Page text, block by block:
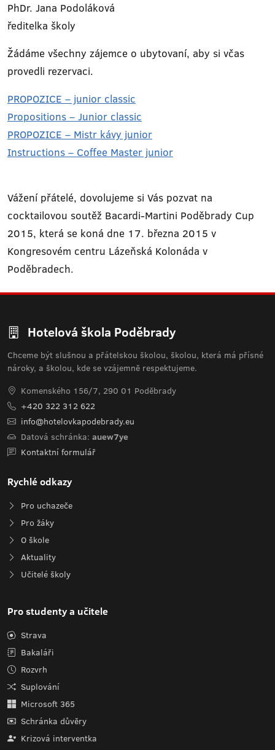
PhDr. Jana Podoláková
ředitelka školy
Žádáme všechny zájemce o ubytovaní, aby si včas
provedli rezervaci.
PROPOZICE – junior classic
Propositions – Junior classic
PROPOZICE – Mistr kávy junior
Instructions – Coffee Master junior
Vážení přátelé, dovolujeme si Vás pozvat na
cocktailovou soutěž Bacardi-Martini Poděbrady Cup
2015, která se koná dne 17. března 2015 v
Kongresovém centru Lázeňská Kolonáda v
Poděbradech.
Hotelová škola Poděbrady
Chceme být slušnou a přátelskou školou, školou, která má přísné
nároky, a školou, kde se vzájemně respektujeme.
Komenského 156/7, 290 01 Poděbrady
+420 322 312 622
info@hotelovkapodebrady.eu
Datová schránka: auew7ye
Kontaktní formulář
Rychlé odkazy
Pro uchazeče
Pro žáky
O škole
Aktuality
Učitelé školy
Pro studenty a učitele
Strava
Bakaláři
Rozvrh
Suplování
Microsoft 365
Schránka důvěry
Krizová interventka